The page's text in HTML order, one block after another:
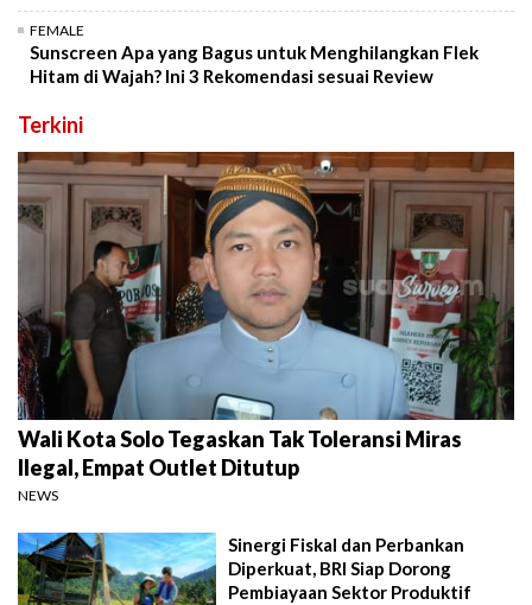
FEMALE
Sunscreen Apa yang Bagus untuk Menghilangkan Flek
Hitam di Wajah? Ini 3 Rekomendasi sesuai Review
Terkini
Wali Kota Solo Tegaskan Tak Toleransi Miras
Ilegal, Empat Outlet Ditutup
NEWS
Sinergi Fiskal dan Perbankan
Diperkuat, BRI Siap Dorong
Pembiayaan Sektor Produktif